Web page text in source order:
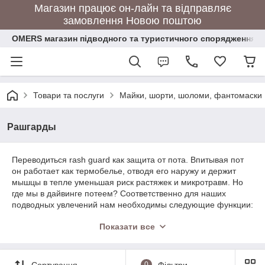
Магазин працює он-лайн та відправляє
замовлення Новою поштою
OMERS магазин підводного та туристичного спорядження
Товари та послуги Майки, шорти, шоломи, фантомаски
Рашгарды
Переводиться rash guard как защита от пота. Впитывая пот
он работает как термобелье, отводя его наружу и держит
мышцы в тепле уменьшая риск растяжек и микротравм. Но
где мы в дайвинге потеем? Соответственно для наших
подводных увлечений нам необходимы следующие функции:
царапин и тд
Показати все